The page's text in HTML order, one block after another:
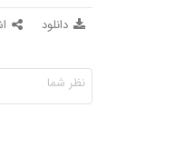
دانلود